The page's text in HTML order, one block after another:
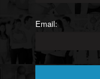
Email: